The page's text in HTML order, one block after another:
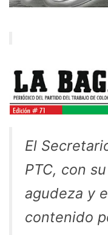
El
PTC, con
agudeza y
contenido